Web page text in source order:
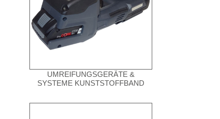
UMREIFUNGSGERÄTE &
SYSTEME KUNSTSTOFFBAND